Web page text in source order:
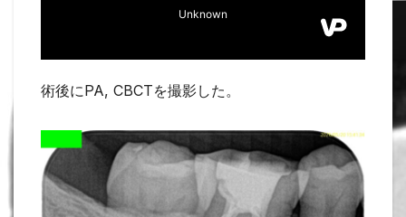
術後にPA, CBCTを撮影した。